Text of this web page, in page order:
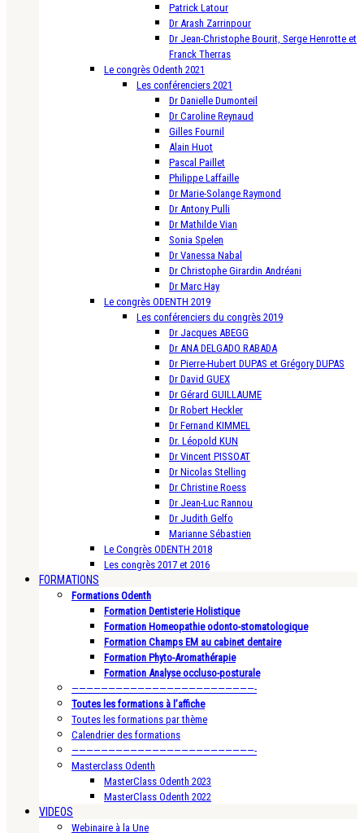
Patrick Latour
Dr Arash Zarrinpour
Dr Jean-Christophe Bourit, Serge Henrotte et
Franck Therras
Le congrès Odenth 2021
Les conférenciers 2021
Dr Danielle Dumonteil
Dr Caroline Reynaud
Gilles Fournil
Alain Huot
Pascal Paillet
Philippe Laffaille
Dr Marie-Solange Raymond
Dr Antony Pulli
Dr Mathilde Vian
Sonia Spelen
Dr Vanessa Nabal
Dr Christophe Girardin Andréani
Dr Marc Hay
Le congrès ODENTH 2019
Les conférenciers du congrès 2019
Dr Jacques ABEGG
Dr ANA DELGADO RABADA
Dr Pierre-Hubert DUPAS et Grégory DUPAS
Dr David GUEX
Dr Gérard GUILLAUME
Dr Robert Heckler
Dr Fernand KIMMEL
Dr. Léopold KUN
Dr Vincent PISSOAT
Dr Nicolas Stelling
Dr Christine Roess
Dr Jean-Luc Rannou
Dr Judith Gelfo
Marianne Sébastien
Le Congrès ODENTH 2018
Les congrès 2017 et 2016
FORMATIONS
Formations Odenth
Formation Dentisterie Holistique
Formation Homeopathie odonto-stomatologique
Formation Champs EM au cabinet dentaire
Formation Phyto-Aromathérapie
Formation Analyse occluso-posturale
—————————————————————————-
Toutes les formations à l’affiche
Toutes les formations par thème
Calendrier des formations
—————————————————————————-
Masterclass Odenth
MasterClass Odenth 2023
MasterClass Odenth 2022
VIDEOS
Webinaire à la Une